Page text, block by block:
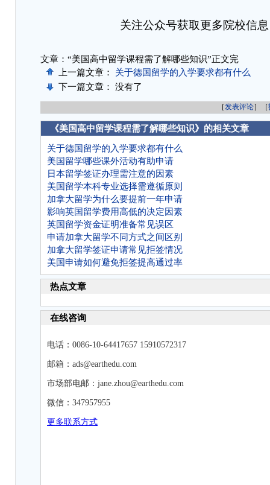
关注公众号获取更多院校信息
文章：“美国高中留学课程需了解哪些知识”正文完
上一篇文章： 关于德国留学的入学要求都有什么
下一篇文章： 没有了
［发表评论］［
《美国高中留学课程需了解哪些知识》的相关文章
关于德国留学的入学要求都有什么
美国留学哪些课外活动有助申请
日本留学签证办理需注意的因素
美国留学本科专业选择需遵循原则
加拿大留学为什么要提前一年申请
影响英国留学费用高低的决定因素
英国留学资金证明准备常见误区
申请加拿大留学不同方式之间区别
加拿大留学签证申请常见拒签情况
美国申请如何避免拒签提高通过率
热点文章
在线咨询